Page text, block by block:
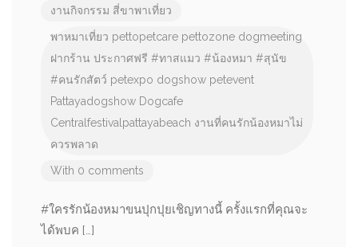
งานกิจกรรม สี่ขาพาเที่ยว
พาหมาเที่ยว pettopetcare pettozone dogmeeting
ฝากร้าน ประกาศฟรี #ทาสแมว #น้องหมา #สุนัข
#คนรักสัตว์ petexpo dogshow petevent
Pattayadogshow Dogcafe
Centralfestivalpattayabeach งานที่คนรักน้องหมาไม่
ควรพลาด
With 0 comments
#ใครรักน้องหมาขนปุกปุยเชิญทางนี้ ครั้งแรกที่คุณจะ
ได้พบค […]